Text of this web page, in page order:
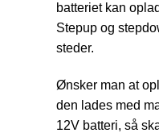
batteriet kan
Stepup og
steder.
Ønsker man at
den lades med
12V batteri, så